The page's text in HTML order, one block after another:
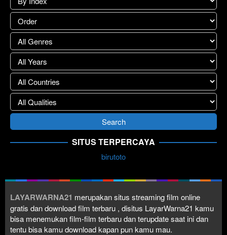
SITUS TERPERCAYA
birutoto
LAYARWARNA21 merupakan situs streaming film online
gratis dan download film terbaru , disitus LayarWarna21 kamu
bisa menemukan film-film terbaru dan terupdate saat ini dan
tentu bisa kamu download kapan pun kamu mau.